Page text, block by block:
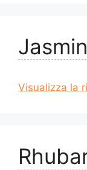
Visualizza la